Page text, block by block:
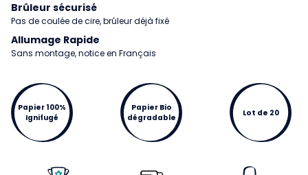
Brûleur sécurisé
Pas de coulée de cire, brûleur déjà fixé
Allumage Rapide
Sans montage, notice en Français
Papier 100%
Ignifugé
Papier Bio
dégradable
Lot de 20